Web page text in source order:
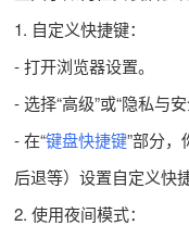
1. 自定义快捷键：
- 打开浏览器设置。
- 选择“高级”或“隐私与安
- 在“键盘快捷键”部分，
后退等）设置自定义快
2. 使用夜间模式：